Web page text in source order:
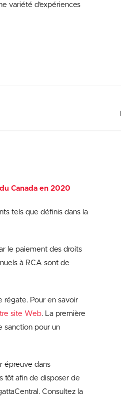
variété d’expériences
Canada en 2020
tels que définis dans la
le paiement des droits
à RCA sont de
régate. Pour en savoir
site Web. La première
sanction pour un
épreuve dans
tôt afin de disposer de
Consultez la